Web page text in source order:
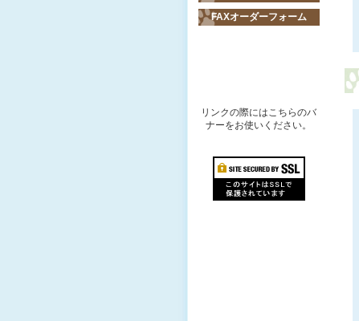
FAXオーダーフォーム
リンクの際にはこちらのバ
ナーをお使いください。